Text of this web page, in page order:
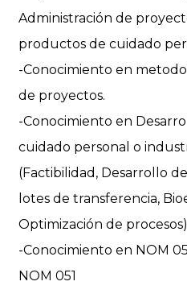
Administración de
productos de cuidado
-Conocimiento en
de proyectos.
-Conocimiento en
cuidado personal o
(Factibilidad, Desarrollo
lotes de transferencia,
Optimización de
-Conocimiento en NOM
NOM 051